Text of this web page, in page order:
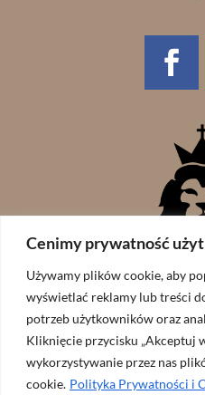
Cenimy prywatność
Używamy plików cookie, aby
wyświetlać reklamy lub treści
potrzeb użytkowników oraz
Kliknięcie przycisku „Akceptuj
wykorzystywanie przez nas
cookie. Polityka Prywatności i